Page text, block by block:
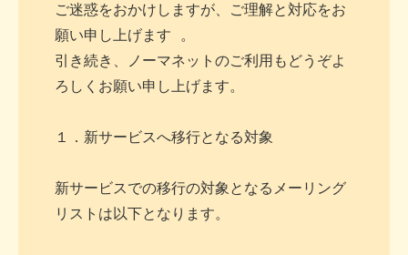
ご迷惑をおかけしますが、ご理解と対応をお
願い申し上げます 。
引き続き、ノーマネットのご利用もどうぞよ
ろしくお願い申し上げます。
１．新サービスへ移行となる対象
新サービスでの移行の対象となるメーリング
リストは以下となります。